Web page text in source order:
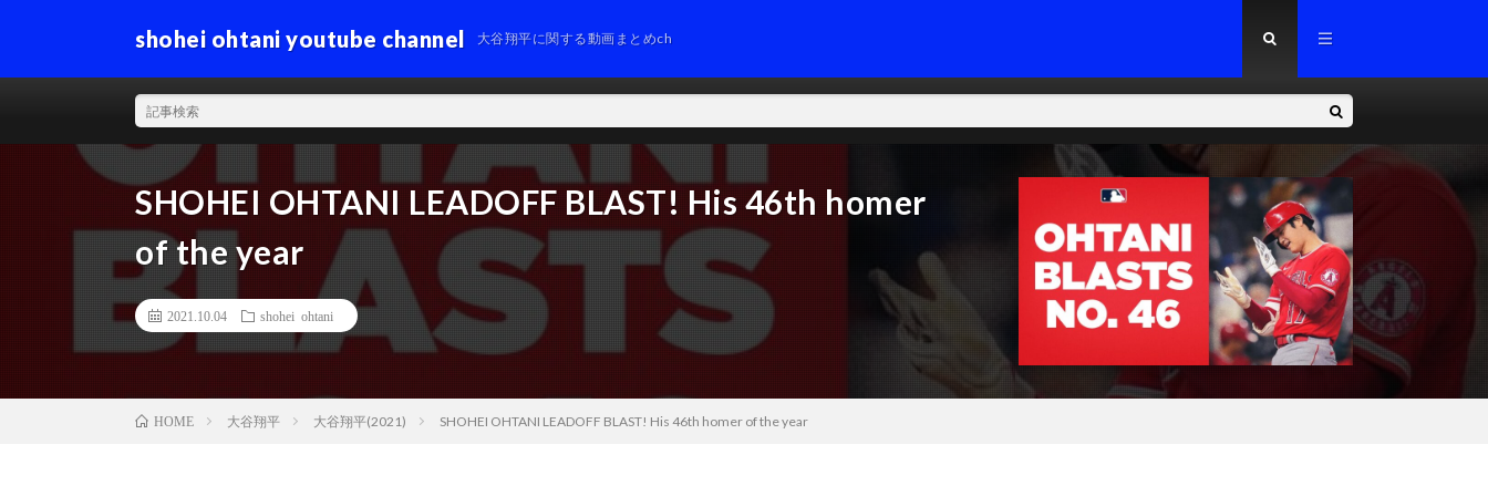
shohei ohtani youtube channel 大谷翔平に関する動画まとめch
SHOHEI OHTANI LEADOFF BLAST! His 46th homer
of the year
2021.10.04 shohei ohtani
HOME 大谷翔平 大谷翔平(2021) SHOHEI OHTANI LEADOFF BLAST! His 46th homer of the year